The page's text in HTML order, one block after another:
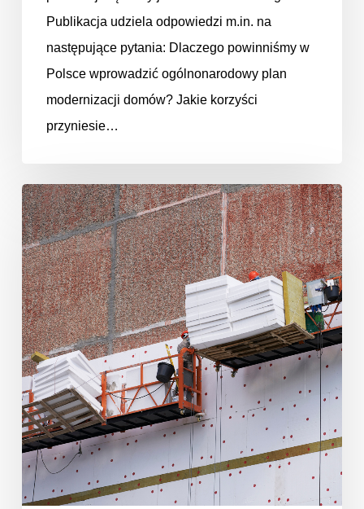
Publikacja udziela odpowiedzi m.in. na
następujące pytania: Dlaczego powinniśmy w
Polsce wprowadzić ogólnonarodowy plan
modernizacji domów? Jakie korzyści
przyniesie…
Stan
techniczny
budynków
jednorodzinnych
w
Polsce